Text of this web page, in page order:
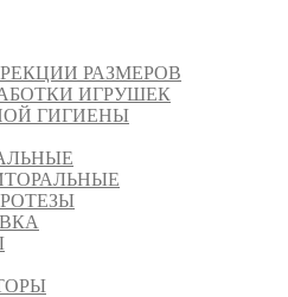
РАЗМЕРОВ
ИГРУШЕК
ГИГИЕНЫ